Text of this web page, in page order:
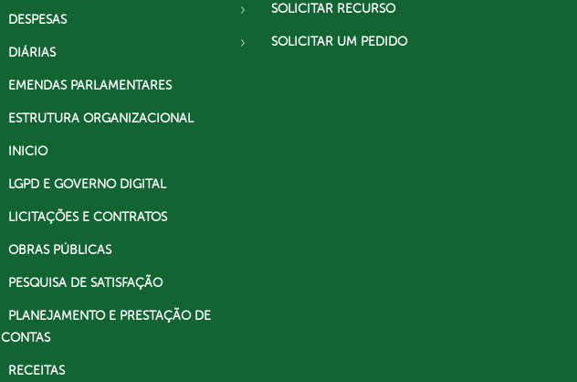
DESPESAS
DIÁRIAS
EMENDAS PARLAMENTARES
ESTRUTURA ORGANIZACIONAL
INICIO
LGPD E GOVERNO DIGITAL
LICITAÇÕES E CONTRATOS
OBRAS PÚBLICAS
PESQUISA DE SATISFAÇÃO
PLANEJAMENTO E PRESTAÇÃO DE
CONTAS
RECEITAS
SOLICITAR RECURSO
SOLICITAR UM PEDIDO